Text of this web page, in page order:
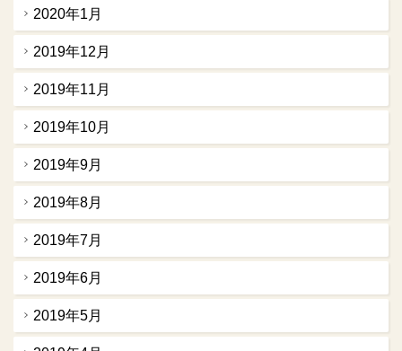
2020年1月
2019年12月
2019年11月
2019年10月
2019年9月
2019年8月
2019年7月
2019年6月
2019年5月